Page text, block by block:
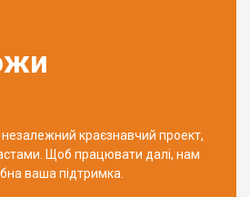
незалежний краєзнавчий проект,
Щоб працювати далі, нам
ваша підтримка.